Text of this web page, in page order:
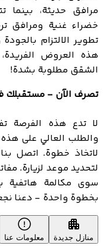
مرافق حديثة، بينما
خضراء غنية ومرافق
تطوير الالتزام
هذه العروض
الشقق مطلوبة بشدة!
تصرف الآن - مستقبلك
لا تدع هذه الفرصة
والطلب العالي على
لاتخاذ خطوة. اتصل
لتحديد موعد لزيارة.
سوى مكالمة هاتفية
بخطوة واحدة - دعنا
منازل جديدة معلومات عنا